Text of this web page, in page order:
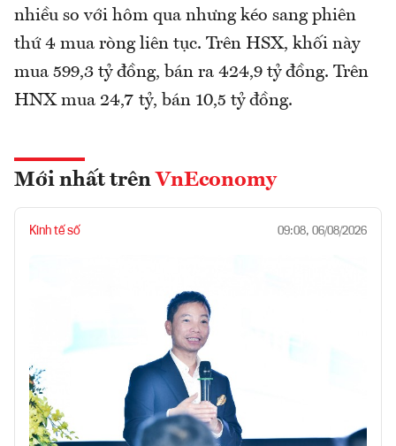
nhiều so với hôm qua nhưng kéo sang phiên
thứ 4 mua ròng liên tục. Trên HSX, khối này
mua 599,3 tỷ đồng, bán ra 424,9 tỷ đồng. Trên
HNX mua 24,7 tỷ, bán 10,5 tỷ đồng.
Mới nhất trên VnEconomy
Kinh tế số 09:08, 06/08/2026